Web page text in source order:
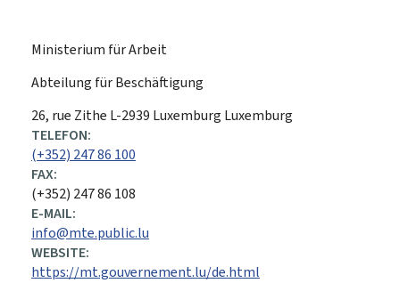
Ministerium für Arbeit
Abteilung für Beschäftigung
ADRESSE:
26, rue Zithe L-2939 Luxemburg Luxemburg
TELEFON:
(+352) 247 86 100
FAX:
(+352) 247 86 108
E-MAIL:
info@mte.public.lu
WEBSITE:
https://mt.gouvernement.lu/de.html